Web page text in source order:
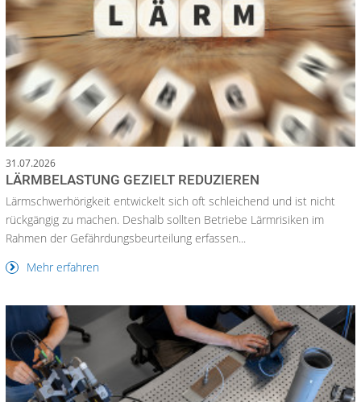
31.07.2026
LÄRMBELASTUNG GEZIELT REDUZIEREN
Lärmschwerhörigkeit entwickelt sich oft schleichend und ist nicht
rückgängig zu machen. Deshalb sollten Betriebe Lärmrisiken im
Rahmen der Gefährdungsbeurteilung erfassen...
Mehr erfahren